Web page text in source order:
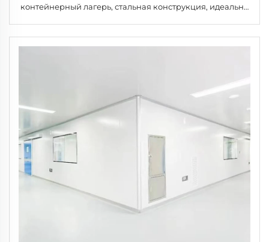
контейнерный лагерь, стальная конструкция, идеально
подходящая для ликвидации последствий стихийных
бедствий